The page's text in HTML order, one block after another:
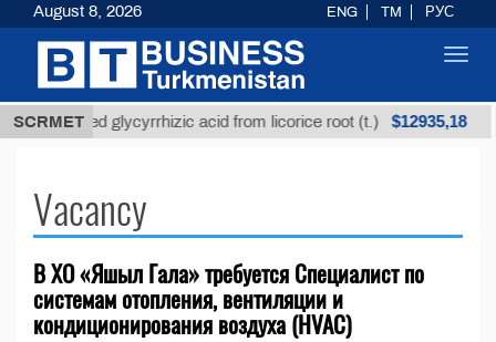
SCRMET
Unrefined glycyrrhizic acid from licorice root (t.) $12935,18
Vacancy
В ХО «Яшыл Гала» требуется Специалист по
системам отопления, вентиляции и
кондиционирования воздуха (HVAC)
August 8, 2026 ENG TM РУС